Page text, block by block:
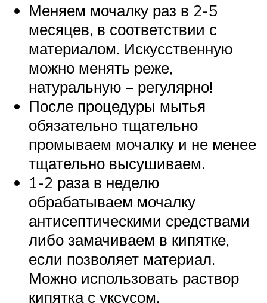
Меняем мочалку раз в 2-5
месяцев, в соответствии с
материалом. Искусственную
можно менять реже,
натуральную – регулярно!
После процедуры мытья
обязательно тщательно
промываем мочалку и не менее
тщательно высушиваем.
1-2 раза в неделю
обрабатываем мочалку
антисептическими средствами
либо замачиваем в кипятке,
если позволяет материал.
Можно использовать раствор
кипятка с уксусом.